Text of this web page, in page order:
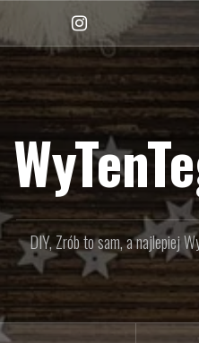
Instagram
DIY, Zrób to sam, a najlepiej